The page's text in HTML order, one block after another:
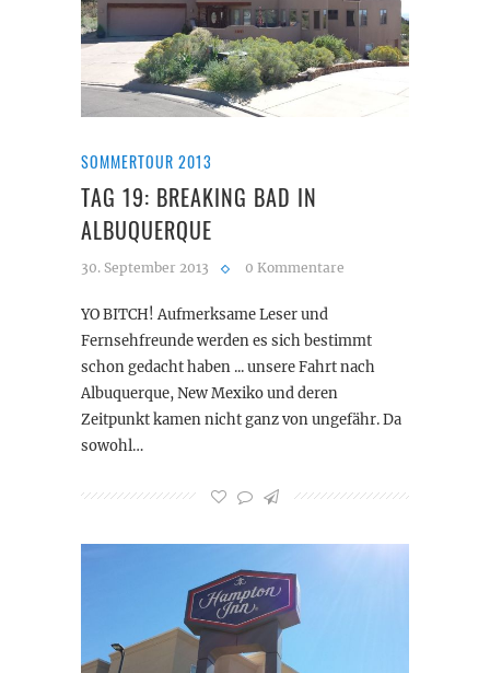
SOMMERTOUR 2013
TAG 19: BREAKING BAD IN
ALBUQUERQUE
30. September 2013 0 Kommentare
YO BITCH! Aufmerksame Leser und
Fernsehfreunde werden es sich bestimmt
schon gedacht haben ... unsere Fahrt nach
Albuquerque, New Mexiko und deren
Zeitpunkt kamen nicht ganz von ungefähr. Da
sowohl…